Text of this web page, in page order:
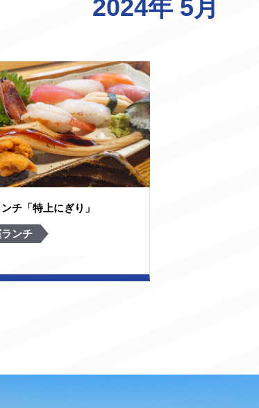
2024年 5月
チ「特上にぎり」
ンチ